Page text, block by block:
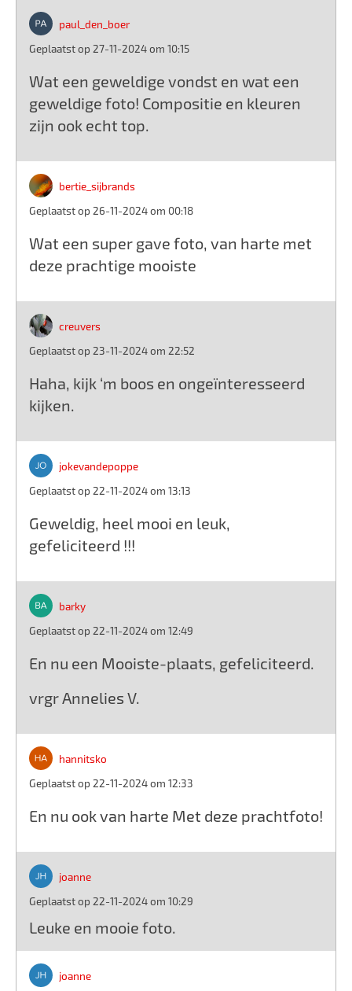
paul_den_boer
Geplaatst op 27-11-2024 om 10:15
Wat een geweldige vondst en wat een
geweldige foto! Compositie en kleuren
zijn ook echt top.
bertie_sijbrands
Geplaatst op 26-11-2024 om 00:18
Wat een super gave foto, van harte met
deze prachtige mooiste
creuvers
Geplaatst op 23-11-2024 om 22:52
Haha, kijk ‘m boos en ongeïnteresseerd
kijken.
jokevandepoppe
Geplaatst op 22-11-2024 om 13:13
Geweldig, heel mooi en leuk,
gefeliciteerd !!!
barky
Geplaatst op 22-11-2024 om 12:49
En nu een Mooiste-plaats, gefeliciteerd.
vrgr Annelies V.
hannitsko
Geplaatst op 22-11-2024 om 12:33
En nu ook van harte Met deze prachtfoto!
joanne
Geplaatst op 22-11-2024 om 10:29
Leuke en mooie foto.
joanne